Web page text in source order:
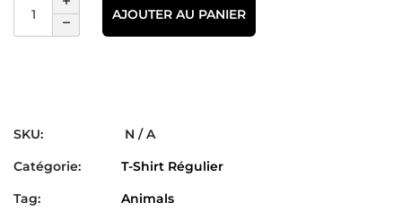
AJOUTER AU PANIER
SKU:
N / A
Catégorie:
T-Shirt Régulier
Tag:
Animals